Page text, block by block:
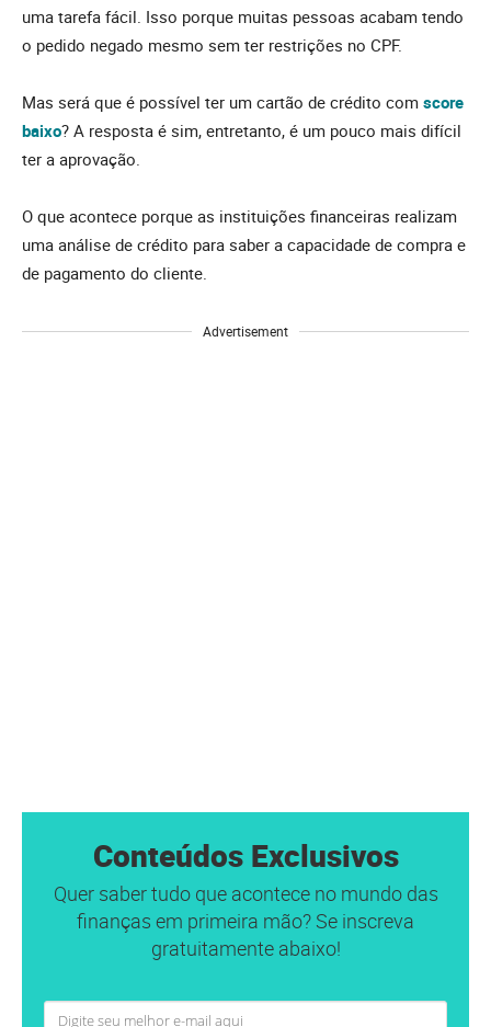
uma tarefa fácil. Isso porque muitas pessoas acabam tendo
o pedido negado mesmo sem ter restrições no CPF.
Mas será que é possível ter um cartão de crédito com score
baixo? A resposta é sim, entretanto, é um pouco mais difícil
ter a aprovação.
O que acontece porque as instituições financeiras realizam
uma análise de crédito para saber a capacidade de compra e
de pagamento do cliente.
Advertisement
Conteúdos Exclusivos
Quer saber tudo que acontece no mundo das
finanças em primeira mão? Se inscreva
gratuitamente abaixo!